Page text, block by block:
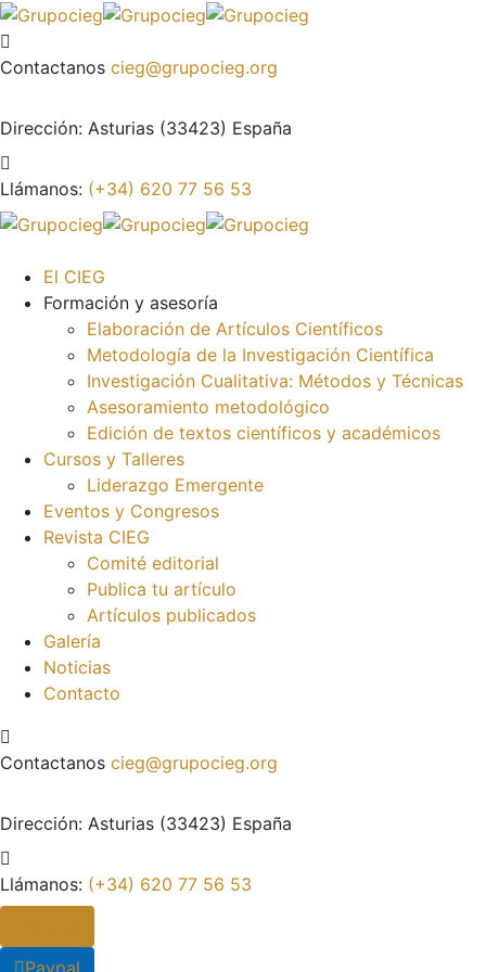
Contactanos cieg@grupocieg.org
Dirección: Asturias (33423) España
Llámanos: (+34) 620 77 56 53
El CIEG
Formación y asesoría
Elaboración de Artículos Científicos
Metodología de la Investigación Científica
Investigación Cualitativa: Métodos y Técnicas
Asesoramiento metodológico
Edición de textos científicos y académicos
Cursos y Talleres
Liderazgo Emergente
Eventos y Congresos
Revista CIEG
Comité editorial
Publica tu artículo
Artículos publicados
Galería
Noticias
Contacto
Contactanos cieg@grupocieg.org
Dirección: Asturias (33423) España
Llámanos: (+34) 620 77 56 53